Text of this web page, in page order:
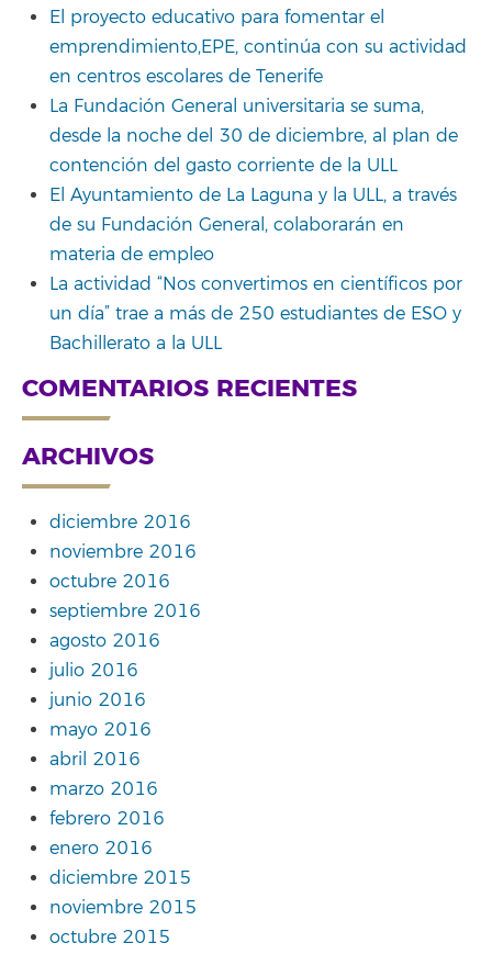
El proyecto educativo para fomentar el
emprendimiento,EPE, continúa con su actividad
en centros escolares de Tenerife
La Fundación General universitaria se suma,
desde la noche del 30 de diciembre, al plan de
contención del gasto corriente de la ULL
El Ayuntamiento de La Laguna y la ULL, a través
de su Fundación General, colaborarán en
materia de empleo
La actividad “Nos convertimos en científicos por
un día” trae a más de 250 estudiantes de ESO y
Bachillerato a la ULL
COMENTARIOS RECIENTES
ARCHIVOS
diciembre 2016
noviembre 2016
octubre 2016
septiembre 2016
agosto 2016
julio 2016
junio 2016
mayo 2016
abril 2016
marzo 2016
febrero 2016
enero 2016
diciembre 2015
noviembre 2015
octubre 2015